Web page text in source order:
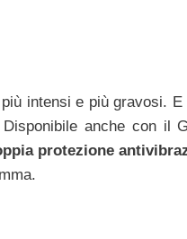
intensi e più gravosi.
anche con il
protezione